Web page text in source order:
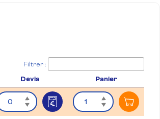
Filtrer :
Devis Panier
Quantité Quantité
Ajouter